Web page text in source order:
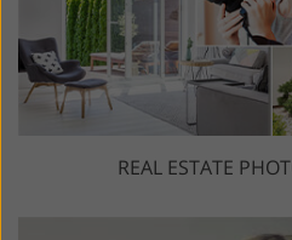
REAL ESTATE